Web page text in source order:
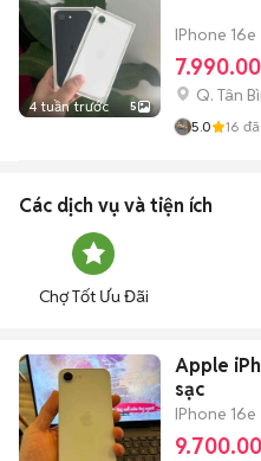
4 tuần trước 5
IPhone 16e
Q. Tân
5.0 16
Các dịch vụ và tiện ích
Chợ Tốt Ưu Đãi
Apple
sạc
IPhone 16e